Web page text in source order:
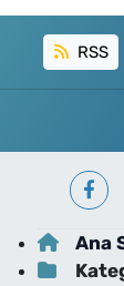
RSS
Ana